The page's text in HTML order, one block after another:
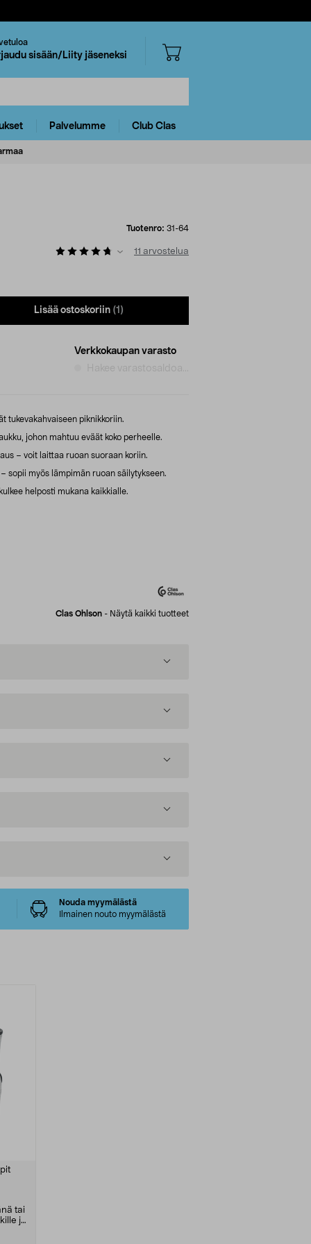
sisään/Liity jäseneksi
Palvelumme Club Clas
Tuotenro: 31-64
11 arvostelua
Lisää ostoskoriin (1)
Verkkokaupan varasto
Hakee varastosaldoa...
tukevakahvaiseen piknikkoriin.
johon mahtuu eväät koko perheelle.
– voit laittaa ruoan suoraan koriin.
sopii myös lämpimän ruoan säilytykseen.
helposti mukana kaikkialle.
Clas Ohlson - Näytä kaikki tuotteet
Nouda myymälästä
Ilmainen nouto myymälästä
tai
ja